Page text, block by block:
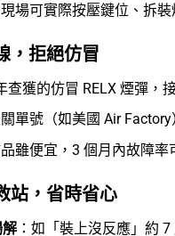
場可實際按壓鍵位、拆
，拒絕仿冒
查獲的仿冒 RELX 煙彈
單號（如美國 Air
雖便宜，3 個月內故障率
站，省時省心
：如「裝上沒反應」約